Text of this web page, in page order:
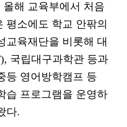
해 교육부에서 처음
평소에도 학교 안팎의
교육재단을 비롯해 대
국립대구과학관 등과
등 영어방학캠프 등
습 프로그램을 운영하
다.